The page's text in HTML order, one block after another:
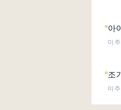
아
미
조
미